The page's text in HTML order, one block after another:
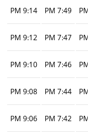
7:49 PM
9:14 PM
7:47 PM
9:12 PM
7:46 PM
9:10 PM
7:44 PM
9:08 PM
7:42 PM
9:06 PM